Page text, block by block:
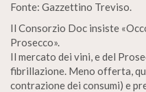
Fonte: Gazzettino Treviso.
Il Consorzio Doc insiste
Prosecco».
Il mercato dei vini, e del
fibrillazione. Meno offerta,
contrazione dei consumi) e